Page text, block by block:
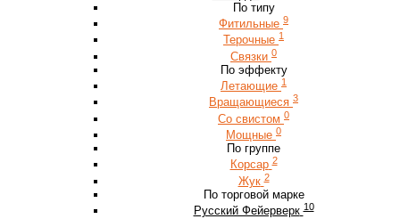
По типу
Фитильные 9
Терочные 1
Связки 0
По эффекту
Летающие 1
Вращающиеся 3
Со свистом 0
Мощные 0
По группе
Корсар 2
Жук 2
По торговой марке
Русский Фейерверк 10